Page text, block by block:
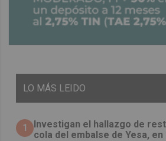
LO MÁS LEIDO
1
Investigan el hallazgo de
cola del embalse de Yesa,